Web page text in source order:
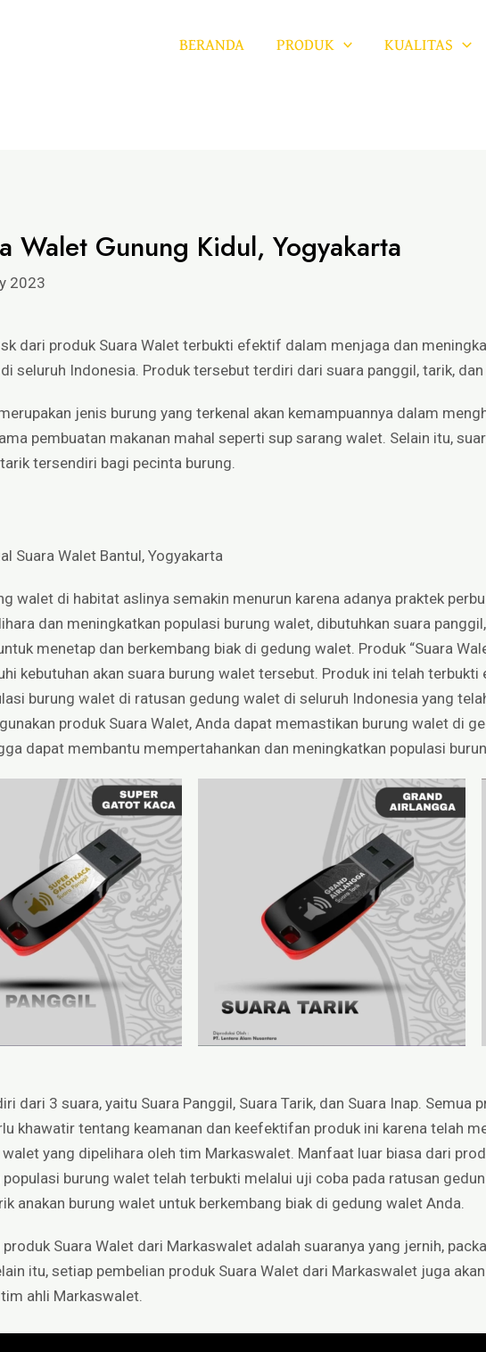
BERANDA PRODUK KUALITAS
Walet Gunung Kidul, Yogyakarta
2023
dari produk Suara Walet terbukti efektif dalam menjaga dan
seluruh Indonesia. Produk tersebut terdiri dari suara panggil, tarik, dan
jenis burung yang terkenal akan kemampuannya dalam
pembuatan makanan mahal seperti sup sarang walet. Selain itu,
tersendiri bagi pecinta burung.
Suara Walet Bantul, Yogyakarta
walet di habitat aslinya semakin menurun karena adanya praktek
dan meningkatkan populasi burung walet, dibutuhkan suara
menetap dan berkembang biak di gedung walet. Produk “Suara
kebutuhan akan suara burung walet tersebut. Produk ini telah
burung walet di ratusan gedung walet di seluruh Indonesia yang
produk Suara Walet, Anda dapat memastikan burung walet di
dapat membantu mempertahankan dan meningkatkan populasi
dari 3 suara, yaitu Suara Panggil, Suara Tarik, dan Suara Inap. Semua
khawatir tentang keamanan dan keefektifan produk ini karena telah
yang dipelihara oleh tim Markaswalet. Manfaat luar biasa dari
burung walet telah terbukti melalui uji coba pada ratusan
anakan burung walet untuk berkembang biak di gedung walet Anda.
produk Suara Walet dari Markaswalet adalah suaranya yang jernih,
itu, setiap pembelian produk Suara Walet dari Markaswalet juga
ahli Markaswalet.